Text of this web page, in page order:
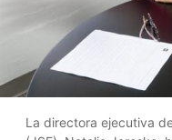
La directora ejecutiva